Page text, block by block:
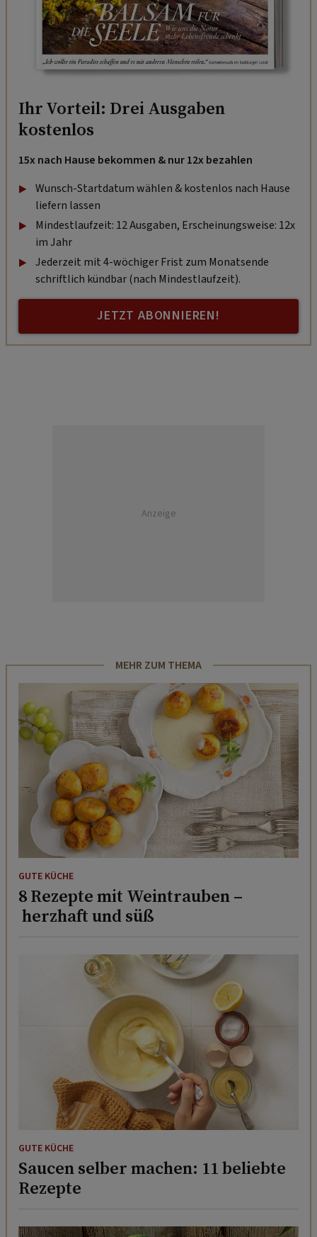
Ihr Vorteil: Drei Ausgaben
kostenlos
15x nach Hause bekommen & nur 12x bezahlen
Wunsch-Startdatum wählen & kostenlos nach Hause
liefern lassen
Mindestlaufzeit: 12 Ausgaben, Erscheinungsweise: 12x
im Jahr
Jederzeit mit 4-wöchiger Frist zum Monatsende
schriftlich kündbar (nach Mindestlaufzeit).
JETZT ABONNIEREN!
Anzeige
MEHR ZUM THEMA
GUTE KÜCHE
8 Rezepte mit Weintrauben –
herzhaft und süß
GUTE KÜCHE
Saucen selber machen: 11 beliebte
Rezepte